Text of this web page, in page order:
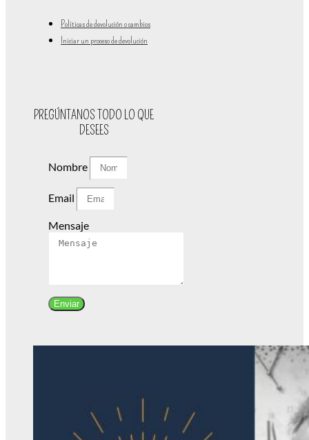
Políticas de devolución o cambios
Iniciar un proceso de devolución
PREGÚNTANOS TODO LO QUE
DESEES
Nombre
Email
Mensaje
Enviar